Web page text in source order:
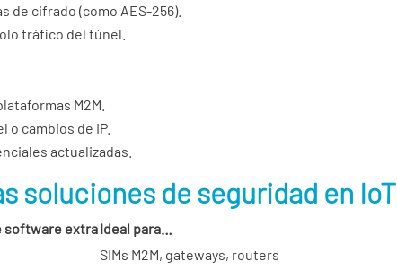
de cifrado (como AES-256).
tráfico del túnel.
M2M.
o cambios de IP.
actualizadas.
soluciones de seguridad en IoT
software extraIdeal para…
SIMs M2M, gateways, routers